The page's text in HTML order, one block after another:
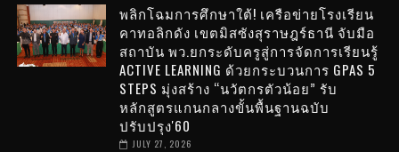
พลิกโฉมการศึกษาใต้! เครือข่ายโรงเรียน
คาทอลิกดัง เขตมิสซังสุราษฎร์ธานี จับมือ
สถาบัน พว.ยกระดับครูสู่การจัดการเรียนรู้
ACTIVE LEARNING ด้วยกระบวนการ GPAS 5
STEPS มุ่งสร้าง “นวัตกรตัวน้อย” รับ
หลักสูตรแกนกลางขั้นพื้นฐานฉบับ
ปรับปรุง'60
JULY 27, 2026